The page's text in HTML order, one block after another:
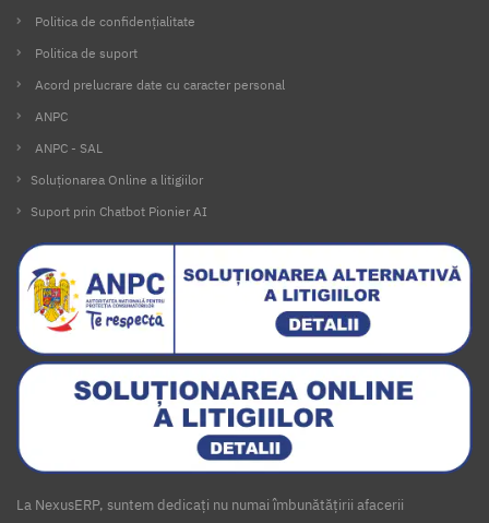
Politica de confidențialitate
Politica de suport
Acord prelucrare date cu caracter personal
ANPC
ANPC - SAL
Soluționarea Online a litigiilor
Suport prin Chatbot Pionier AI
La NexusERP, suntem dedicați nu numai îmbunătățirii afacerii